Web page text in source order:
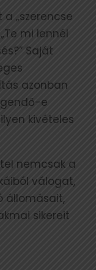
„szerencse
mi lennél
Saját
azonban
e
kivételes
nemcsak a
válogat,
állomásait,
sikereit